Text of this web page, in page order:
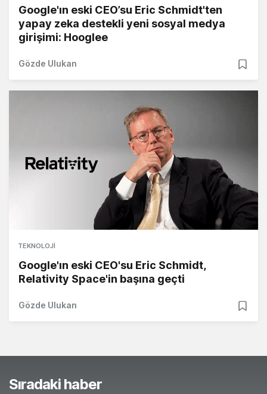
Google'ın eski CEO’su Eric Schmidt'ten
yapay zeka destekli yeni sosyal medya
girişimi: Hooglee
Gözde Ulukan
TEKNOLOJI
Google'ın eski CEO'su Eric Schmidt,
Relativity Space'in başına geçti
Gözde Ulukan
Sıradaki haber